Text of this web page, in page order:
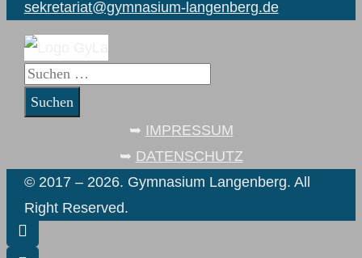
sekretariat@gymnasium-langenberg.de
Suchen
nach:
➥ IMPRESSUM
➥ DATENSCHUTZ
© 2017 – 2026. Gymnasium Langenberg. All
Right Reserved.